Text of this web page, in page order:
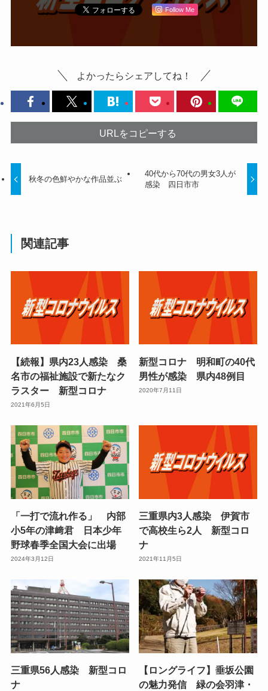
Follow Me
よかったらシェアしてね！
URLをコピーする
秋冬の色鮮やかな作品並ぶ
40代から70代の男女3人が
感染 四日市市
関連記事
【続報】県内23人感染 桑
名市の福祉施設で新たなク
ラスター 新型コロナ
2021年6月5日
新型コロナ 明和町の40代
男性が感染 県内48例目
2020年7月11日
「一打で流れ作る」 内部
小5年の津﨑君 日本少年
野球春季全国大会に出場
2024年3月12日
三重県内3人感染 伊賀市
で高校生ら2人 新型コロ
ナ
2021年11月5日
三重県56人感染 新型コロ
ナ
【ロングライフ】垂坂公園
の魅力発信 緑の会羽津・